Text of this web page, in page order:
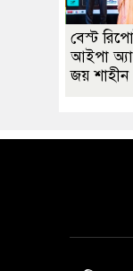
বেস্ট
আইপা
জয় শাহীন